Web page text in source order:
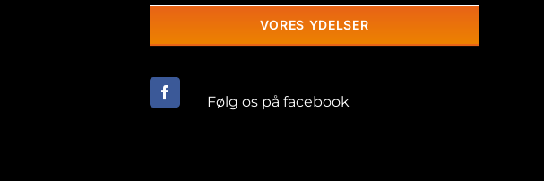
VORES YDELSER
Følg os på facebook